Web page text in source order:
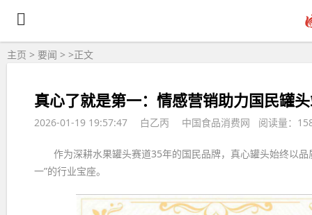
主页 > 要闻 > >正文
真心了就是第一：情感营销助力国民罐
2026-01-19 19:57:47 白乙丙 中国食品消费网 阅读量：
作为深耕水果罐头赛道35年的国民品牌，真心罐头始终以
一”的行业宝座。